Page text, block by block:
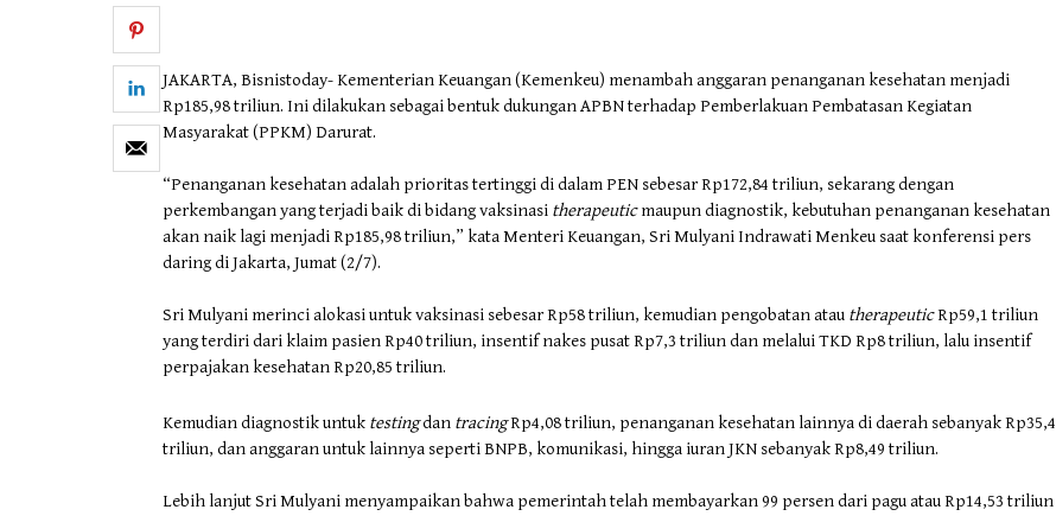
JAKARTA, Bisnistoday- Kementerian Keuangan (Kemenkeu) menambah anggaran penanganan kesehatan menjadi
Rp185,98 triliun. Ini dilakukan sebagai bentuk dukungan APBN terhadap Pemberlakuan Pembatasan Kegiatan
Masyarakat (PPKM) Darurat.
“Penanganan kesehatan adalah prioritas tertinggi di dalam PEN sebesar Rp172,84 triliun, sekarang dengan
perkembangan yang terjadi baik di bidang vaksinasi therapeuticmaupun diagnostik, kebutuhan penanganan kesehatan
akan naik lagi menjadi Rp185,98 triliun,” kata Menteri Keuangan, Sri Mulyani Indrawati Menkeu saat konferensi pers
daring di Jakarta, Jumat (2/7).
Sri Mulyani merinci alokasi untuk vaksinasi sebesar Rp58 triliun, kemudian pengobatan atau therapeuticRp59,1 triliun
yang terdiri dari klaim pasien Rp40 triliun, insentif nakes pusat Rp7,3 triliun dan melalui TKD Rp8 triliun, lalu insentif
perpajakan kesehatan Rp20,85 triliun.
Kemudian diagnostik untuk testingdan tracingRp4,08 triliun, penanganan kesehatan lainnya di daerah sebanyak Rp35,4
triliun, dan anggaran untuk lainnya seperti BNPB, komunikasi, hingga iuran JKN sebanyak Rp8,49 triliun.
Lebih lanjut Sri Mulyani menyampaikan bahwa pemerintah telah membayarkan 99 persen dari pagu atau Rp14,53 triliun